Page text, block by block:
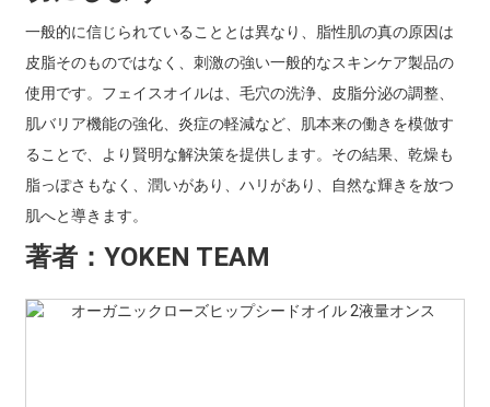
一般的に信じられていることとは異なり、脂性肌の真の原因は
皮脂そのものではなく、刺激の強い一般的なスキンケア製品の
使用です。フェイスオイルは、毛穴の洗浄、皮脂分泌の調整、
肌バリア機能の強化、炎症の軽減など、肌本来の働きを模倣す
ることで、より賢明な解決策を提供します。その結果、乾燥も
脂っぽさもなく、潤いがあり、ハリがあり、自然な輝きを放つ
肌へと導きます。
著者：YOKEN TEAM